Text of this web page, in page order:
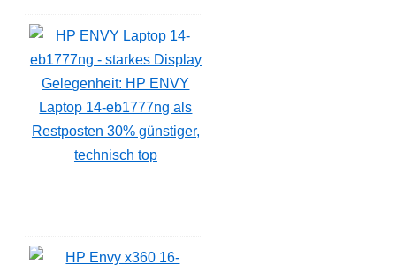
Gelegenheit: HP ENVY
Laptop 14-eb1777ng als
Restposten 30% günstiger,
technisch top